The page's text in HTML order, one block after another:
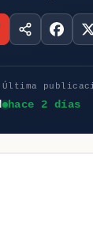
Última
hace 2 días